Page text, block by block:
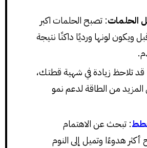
الحلمات: تصبح الحلمات اكبر
ويكون لونها ورديًا داكنًا نتيجة
قد تلاحظ زيادة في شهية قطتك،
من الطاقة لدعم نمو
: تبحث عن الاهتمام
أكثر هدوءًا وتميل إلى النوم